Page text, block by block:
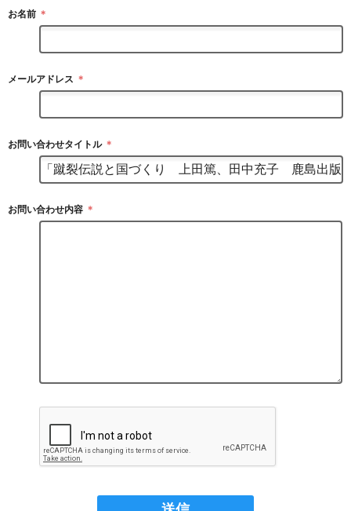
お名前 ＊
メールアドレス ＊
お問い合わせタイトル ＊
お問い合わせ内容 ＊